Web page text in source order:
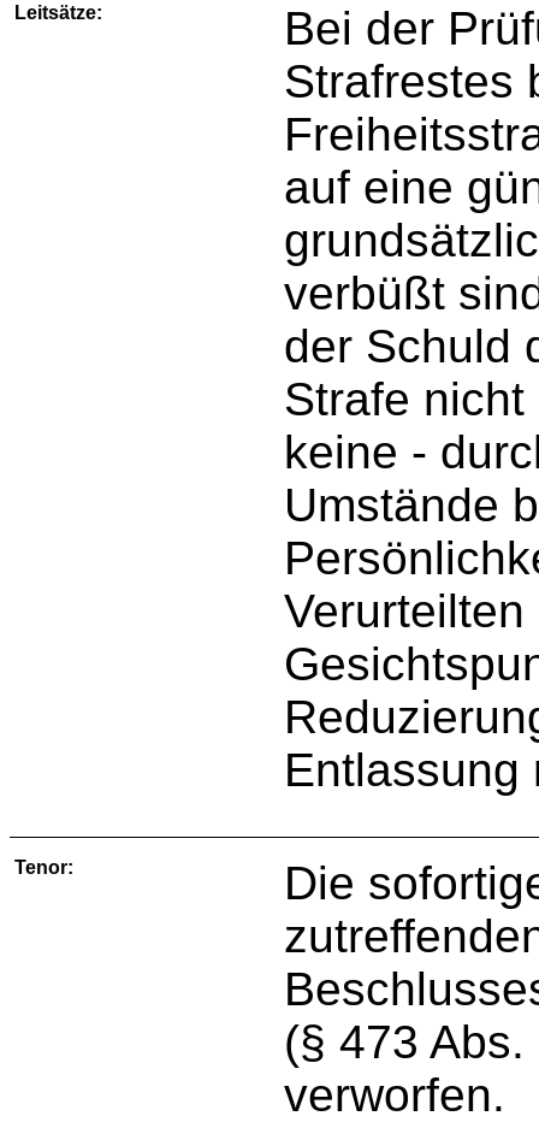
Leitsätze:
Bei der
Strafrestes
auf eine
verbüßt
der Schuld
Strafe
keine -
Umstände
Entlassung
Tenor:
Die
(§ 473
verworfen.